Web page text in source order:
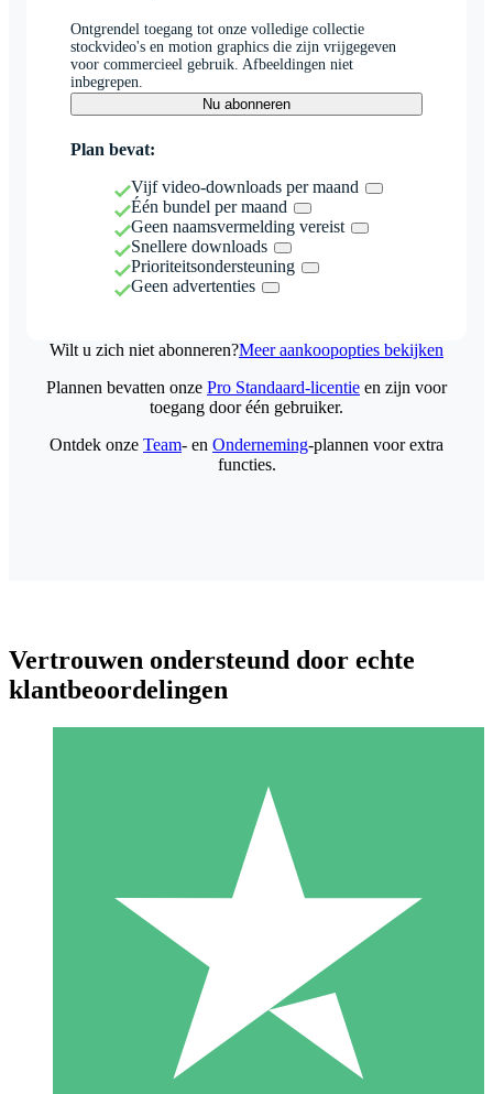
Ontgrendel toegang tot onze volledige collectie
stockvideo's en motion graphics die zijn vrijgegeven
voor commercieel gebruik. Afbeeldingen niet
inbegrepen.
Nu abonneren
Plan bevat:
Vijf video-downloads per maand
Één bundel per maand
Geen naamsvermelding vereist
Snellere downloads
Prioriteitsondersteuning
Geen advertenties
Wilt u zich niet abonneren?Meer aankoopopties bekijken
Individuele Creditpakketten
Betaal per gebruik met downloadtegoeden. Geen maandelijkse
1000
Plannen bevatten onze Pro Standaard-licentie en zijn voor
toegang door één gebruiker.
Ontdek onze Team- en Onderneming-plannen voor extra
functies.
Vertrouwen ondersteund door echte
klantbeoordelingen